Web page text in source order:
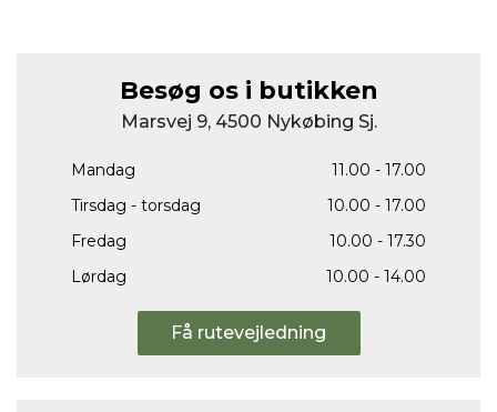
Besøg os i butikken
Marsvej 9, 4500 Nykøbing Sj.
Mandag
11.00 - 17.00
Tirsdag - torsdag
10.00 - 17.00
Fredag
10.00 - 17.30
Lørdag
10.00 - 14.00
Få rutevejledning